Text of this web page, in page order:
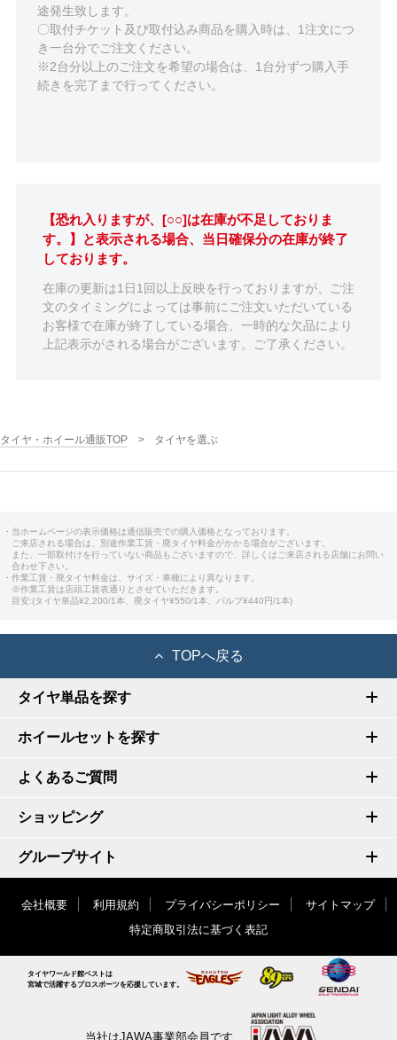
途発生致します。
〇取付チケット及び取付込み商品を購入時は、1注文につ
き一台分でご注文ください。
※2台分以上のご注文を希望の場合は、1台分ずつ購入手
続きを完了まで行ってください。
【恐れ入りますが、[○○]は在庫が不足しておりま
す。】と表示される場合、当日確保分の在庫が終了
しております。
在庫の更新は1日1回以上反映を行っておりますが、ご注
文のタイミングによっては事前にご注文いただいている
お客様で在庫が終了している場合、一時的な欠品により
上記表示がされる場合がございます。ご了承ください。
タイヤ・ホイール通販TOP タイヤを選ぶ
・当ホームページの表示価格は通信販売での購入価格となっております。
ご来店される場合は、別途作業工賃・廃タイヤ料金がかかる場合がございます。
また、一部取付けを行っていない商品もございますので、詳しくはご来店される店舗にお問い
合わせ下さい。
・作業工賃・廃タイヤ料金は、サイズ・車種により異なります。
※作業工賃は店頭工賃表通りとさせていただきます。
目安:(タイヤ単品¥2,200/1本、廃タイヤ¥550/1本、バルブ¥440円/1本)
TOPへ戻る
タイヤ単品を探す
ホイールセットを探す
よくあるご質問
ショッピング
グループサイト
会社概要 利用規約 プライバシーポリシー
サイトマップ
特定商取引法に基づく表記
タイヤワールド館ベストは
宮城で活躍するプロスポーツを応援しています。
当社はJAWA事業部会員です